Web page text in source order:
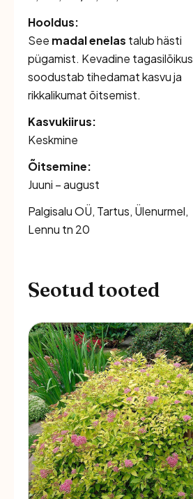
Hooldus:
See madal enelas talub hästi
pügamist. Kevadine tagasilõikus
soodustab tihedamat kasvu ja
rikkalikumat õitsemist.
Kasvukiirus:
Keskmine
Õitsemine:
Juuni – august
Palgisalu OÜ, Tartus, Ülenurmel,
Lennu tn 20
Seotud tooted